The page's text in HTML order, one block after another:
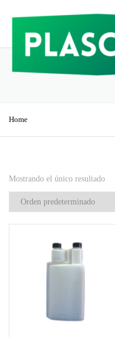
Home
Mostrando el único resultado